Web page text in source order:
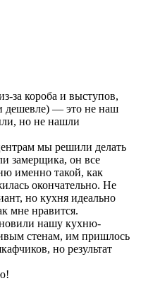
за короба и выступов,
дешевле) — это не наш
но не нашли
мы решили делать
замерщика, он все
именно такой, как
окончательно. Не
но кухня идеально
мне нравится.
нашу кухню-
стенам, им пришлось
но результат